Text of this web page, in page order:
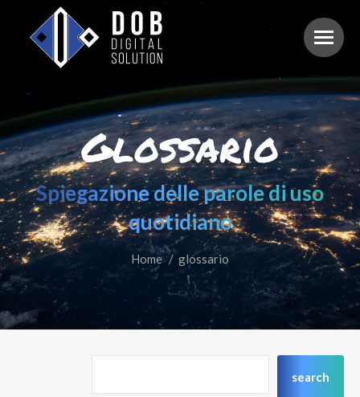
Glossario
Spiegazione delle parole di uso
quotidiano
Tu sei qui:
Home glossario